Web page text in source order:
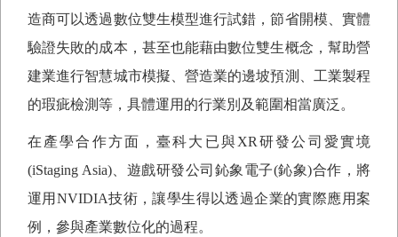
造商可以透過數位雙生模型進行試錯，節省開模、實體
驗證失敗的成本，甚至也能藉由數位雙生概念，幫助營
建業進行智慧城市模擬、營造業的邊坡預測、工業製程
的瑕疵檢測等，具體運用的行業別及範圍相當廣泛。
在產學合作方面，臺科大已與XR研發公司愛實境
(iStaging Asia)、遊戲研發公司鈊象電子(鈊象)合作，將
運用 NVIDIA技術，讓學生得以透過企業的實際應用案
例，參與產業數位化的過程。